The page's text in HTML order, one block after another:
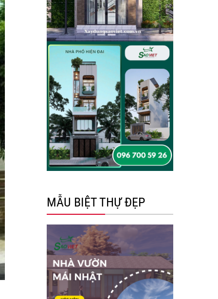
MẪU BIỆT THỰ ĐẸP